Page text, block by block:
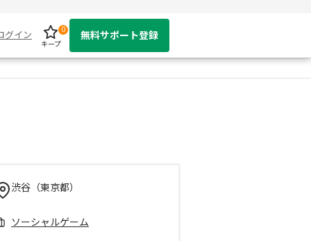
グイン
キープ
0
無料サポート登録
渋谷（東京都）
ソーシャルゲーム